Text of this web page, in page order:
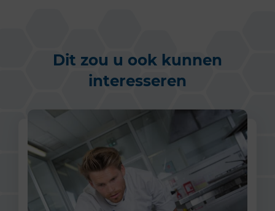
Dit zou u ook kunnen
interesseren